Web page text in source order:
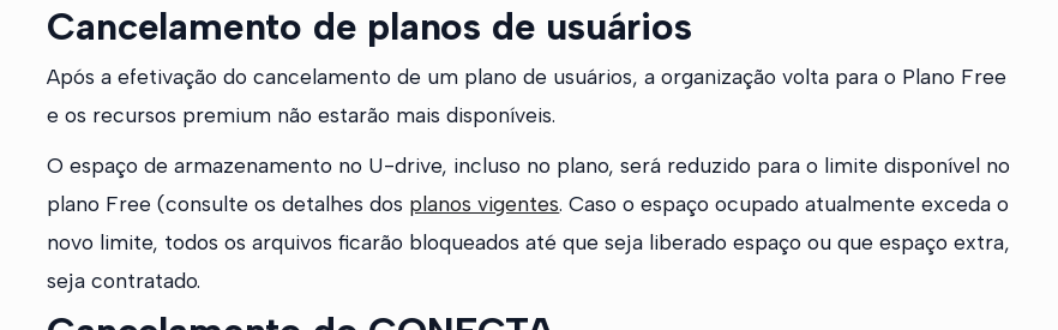
Cancelamento de planos de usuários
Após a efetivação do cancelamento de um plano de usuários, a organização volta para o Plano Free
e os recursos premium não estarão mais disponíveis.
O espaço de armazenamento no U-drive, incluso no plano, será reduzido para o limite disponível no
plano Free (consulte os detalhes dos planos vigentes. Caso o espaço ocupado atualmente exceda o
novo limite, todos os arquivos ficarão bloqueados até que seja liberado espaço ou que espaço extra,
seja contratado.